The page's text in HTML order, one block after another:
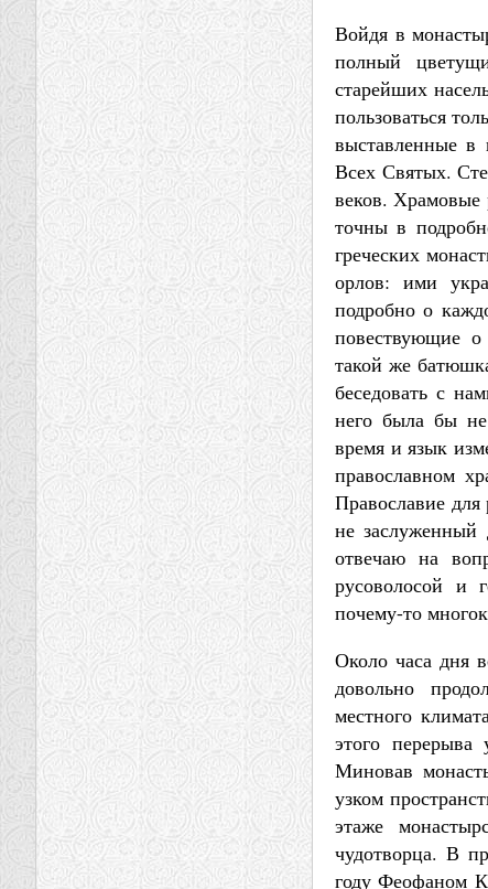
Войдя в
полный
старейших
пользоваться
выставленные в
Всех Святых.
веков. Храмовые
точны в
греческих
орлов: ими
подробно о
повествующие о
такой же
беседовать с
него была бы не
время и язык
православном
Православие
не заслуженный
отвечаю на
русоволосой и
почему-то
Около часа дня
довольно
местного
этого
Миновав
узком
этаже
чудотворца. В
году Феофаном